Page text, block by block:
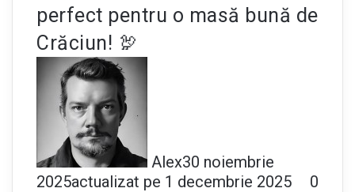
perfect pentru o masă bună de
Crăciun! 🦃
Alex30 noiembrie
2025actualizat pe 1 decembrie 2025 0